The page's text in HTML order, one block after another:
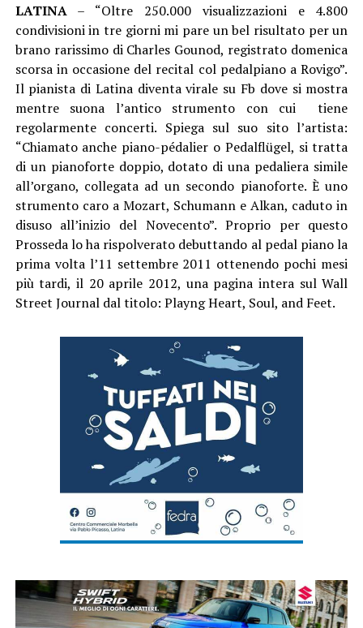
LATINA– “Oltre 250.000 visualizzazioni e 4.800
condivisioni in tre giorni mi pare un bel risultato per un
brano rarissimo di Charles Gounod, registrato domenica
scorsa in occasione del recital col pedalpiano a Rovigo”.
Il pianista di Latina diventa virale su Fb dove si mostra
mentre suona l’antico strumento con cui tiene
regolarmente concerti. Spiega sul suo sito l’artista:
“Chiamato anche piano-pédalier o Pedalflügel, si tratta
di un pianoforte doppio, dotato di una pedaliera simile
all’organo, collegata ad un secondo pianoforte. È uno
strumento caro a Mozart, Schumann e Alkan, caduto in
disuso all’inizio del Novecento”. Proprio per questo
Prosseda lo ha rispolverato debuttando al pedal piano la
prima volta l’11 settembre 2011 ottenendo pochi mesi
più tardi, il 20 aprile 2012, una pagina intera sul Wall
Street Journal dal titolo: Playng Heart, Soul, and Feet.